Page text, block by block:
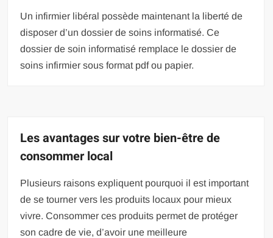
Un infirmier libéral possède maintenant la liberté de
disposer d’un dossier de soins informatisé. Ce
dossier de soin informatisé remplace le dossier de
soins infirmier sous format pdf ou papier.
Les avantages sur votre bien-être de
consommer local
Plusieurs raisons expliquent pourquoi il est important
de se tourner vers les produits locaux pour mieux
vivre. Consommer ces produits permet de protéger
son cadre de vie, d’avoir une meilleure